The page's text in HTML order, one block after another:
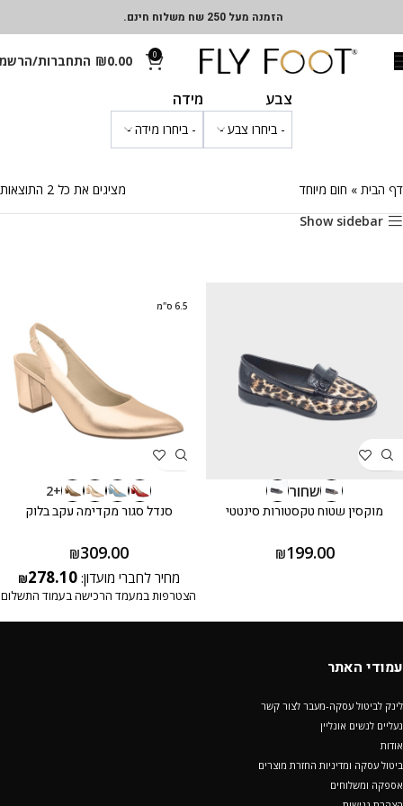
הזמנה מעל 250 שח משלוח חינם.
0
₪0.00 התחברות/
צבע מידה
דף הבית » חום מיוחד
מציגים את כל ⁦2⁩ התוצאות
Show sidebar
שחור
מוקסין שטוח טקסטורות סינטטי
₪199.00
6.5 ס"מ
+2
סנדל סגור מקדימה עקב בלוק
₪309.00
מחיר לחברי מועדון: ₪278.10
הצטרפות במעמד הרכישה בעמוד התשלום
עמודי האתר
לינק לביטול עסקה-מעבר לצור קשר
נעליים לנשים אונליין
אודות
ביטול עסקה ומדיניות החזרת מוצרים
אספקה ומשלוחים